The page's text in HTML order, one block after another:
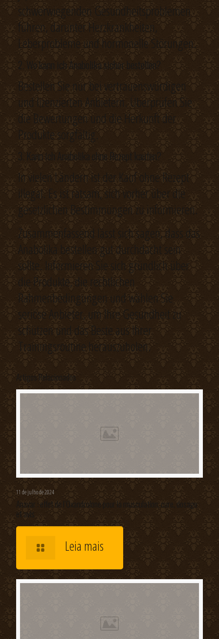
schwerwiegenden Gesundheitsproblemen
führen, darunter Herzkrankheiten,
Leberprobleme und hormonelle Störungen.
2. Wo kann ich Anabolika sicher bestellen?
Bestellen Sie nur bei vertrauenswürdigen
und lizenzierten Anbietern. Überprüfen Sie
die Bewertungen und die Herkunft der
Produkte sorgfältig.
3. Kann ich Anabolika ohne Rezept kaufen?
In vielen Ländern ist der Kauf ohne Rezept
illegal. Es ist ratsam, sich vorher über die
gesetzlichen Bestimmungen zu informieren.
Zusammenfassend lässt sich sagen, dass das
Anabolika bestellen gut durchdacht sein
sollte. Informieren Sie sich gründlich über
die Produkte, die rechtlichen
Rahmenbedingungen und wählen Sie
seriöse Anbieter, um Ihre Gesundheit zu
schützen und das Beste aus Ihrer
Trainingsroutine herauszuholen.
Artigos Relacionados
11 de julho de 2024
Anavar : effet de l’Oxandrolone pour la musculation, cure, dosage
et avis
Leia mais